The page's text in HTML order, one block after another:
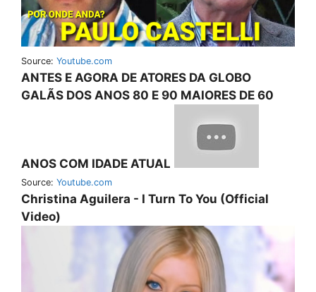
Source: Youtube.com
ANTES E AGORA DE ATORES DA GLOBO
GALÃS DOS ANOS 80 E 90 MAIORES DE 60
ANOS COM IDADE ATUAL
Source: Youtube.com
Christina Aguilera - I Turn To You (Official
Video)